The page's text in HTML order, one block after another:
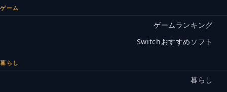
ゲーム
ゲームランキング
Switchおすすめソフト
暮らし
暮らし